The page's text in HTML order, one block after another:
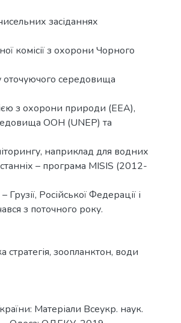
засіданнях
комісії з охорони Чорного
оточуючого середовища
з охорони природи (EEA),
ООН (UNEP) та
наприклад для водних
– програма MISIS (2012-
Грузії, Російської Федерації і
з поточного року.
стратегія, зоопланктон, води
Матеріали Всеукр. наук.